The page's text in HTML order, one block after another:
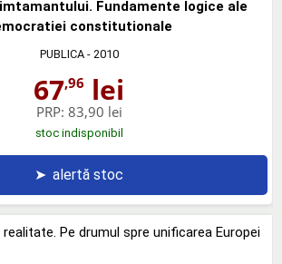
Fundamente logice ale
constitutionale
PUBLICA- 2010
67,96 lei
PRP: 83,90 lei
stoc indisponibil
➤ alertă stoc